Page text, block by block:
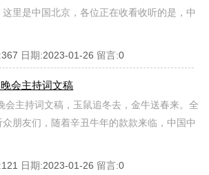
里是中国北京，各位正在收看收听的是，中
367 日期:2023-01-26 留言:0
会主持词文稿
会主持词文稿，玉鼠追冬去，金牛送春来。全
朋友们，随着辛丑牛年的款款来临，中国中
121 日期:2023-01-26 留言:0